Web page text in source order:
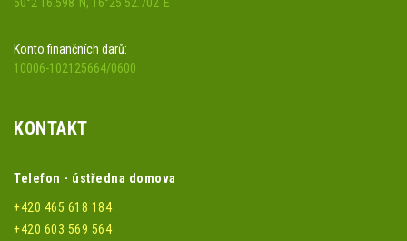
50°2'16.598"N, 16°25'52.702"E
Konto finančních darů:
10006-102125664/0600
KONTAKT
Telefon - ústředna domova
+420 465 618 184
+420 603 569 564